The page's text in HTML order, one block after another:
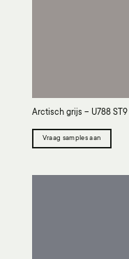
Arctisch grijs – U788 ST9
Vraag samples aan